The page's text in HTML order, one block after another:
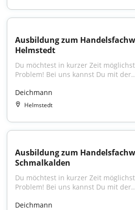
Ausbildung zum
Helmstedt
Du möchtest in kurzer Zeit
Problem! Bei uns kannst Du mit
Deichmann
Helmstedt
Ausbildung zum
Schmalkalden
Du möchtest in kurzer Zeit
Problem! Bei uns kannst Du mit
Deichmann